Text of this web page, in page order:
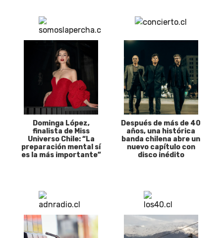
Dominga López,
finalista de Miss
Universo Chile: “La
preparación mental sí
es la más importante”
Después de más de 40
años, una histórica
banda chilena abre un
nuevo capítulo con
disco inédito